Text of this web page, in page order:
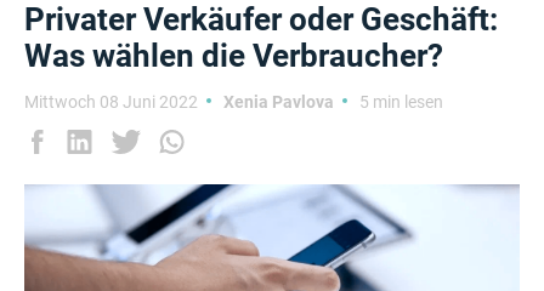
Privater Verkäufer oder Geschäft:
Was wählen die Verbraucher?
Mittwoch 08 Juni 2022 Xenia Pavlova 5 min lesen